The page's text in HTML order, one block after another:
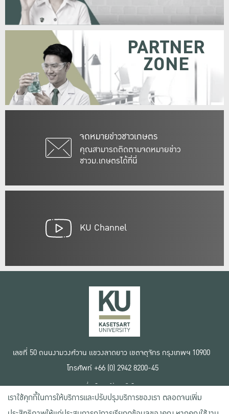
จดหมายข่าวชาวเกษตร
คุณสามารถติดตามจดหมายข่าว
ชาวม.เกษตรได้ที่นี่
PARTNER
ZONE
KU Channel
เลขที่ 50 ถนนงามวงศ์วาน แขวงลาดยาว เขตจตุจักร กรุงเทพฯ 10900
โทรศัพท์ +66 (0) 2942 8200-45
เงื่อนไขการใช้งานเว็บไซต์
ข้อตกลงด้านสิทธิ์ใช้งาน
นโยบายความเป็นส่วนตัว
เราใช้คุกกี้ในการให้บริการและปรับปรุงบริการของเรา ตลอดจนเพิ่ม